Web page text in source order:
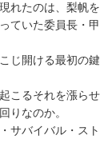
れたのは、梨帆を
ていた委員長・甲
じ開ける最初の鍵
こるそれを漲らせ
りなのか。
サバイバル・スト